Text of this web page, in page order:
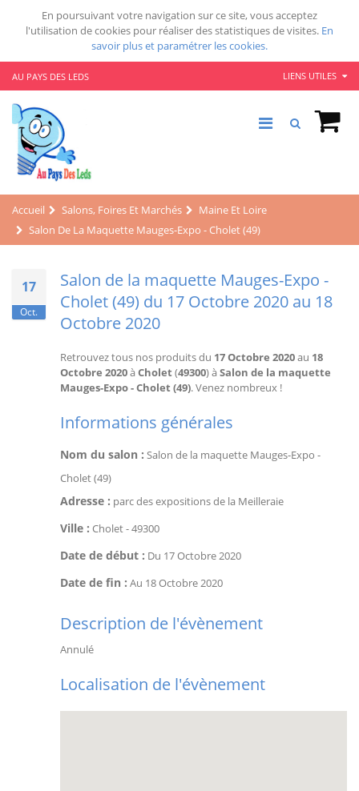
En poursuivant votre navigation sur ce site, vous acceptez
l'utilisation de cookies pour réaliser des statistiques de visites. En
savoir plus et paramétrer les cookies.
AU PAYS DES LEDS LIENS UTILES
Accueil Salons, Foires Et Marchés
Maine Et Loire
Salon De La Maquette Mauges-Expo - Cholet (49)
17
Oct.
Salon de la maquette Mauges-Expo -
Cholet (49) du 17 Octobre 2020 au 18
Octobre 2020
Retrouvez tous nos produits du 17 Octobre 2020au 18
Octobre 2020àCholet (49300) àSalon de la maquette
Mauges-Expo - Cholet (49). Venez nombreux !
Informations générales
Nom du salon : Salon de la maquette Mauges-Expo -
Cholet (49)
Adresse : parc des expositions de la Meilleraie
Ville : Cholet-49300
Date de début : Du 17 Octobre 2020
Date de fin : Au 18 Octobre 2020
Description de l'évènement
Annulé
Localisation de l'évènement